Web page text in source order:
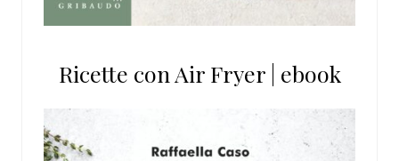
Ricette con Air Fryer | ebook